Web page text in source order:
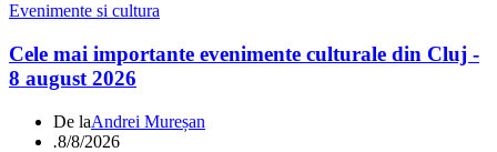
Evenimente si cultura
Cele mai importante evenimente culturale din Cluj -
8 august 2026
De laAndrei Mureșan
.8/8/2026